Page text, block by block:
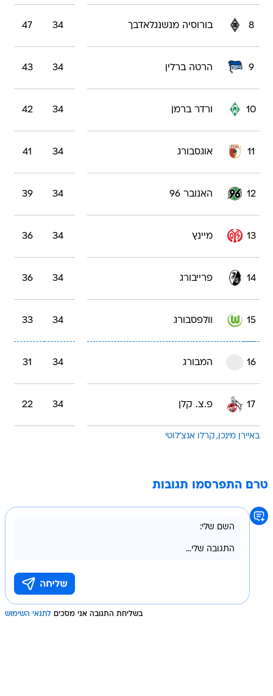
8 בורוסיה מנשנגלאדבך 34
47
9 הרטה ברלין 34
43
10 ורדר ברמן 34
42
11 אוגסבורג 34
41
12 האנובר 96 34
39
13 מיינץ 34
36
14 פרייבורג 34
36
15 וולפסבורג 34
33
16 המבורג 34
31
17 פ.צ. קלן 34
22
באיירן מינכן קרלו אנצ'לוטי
טרם התפרסמו תגובות
בשליחת התגובה אני מסכים לתנאי השימוש